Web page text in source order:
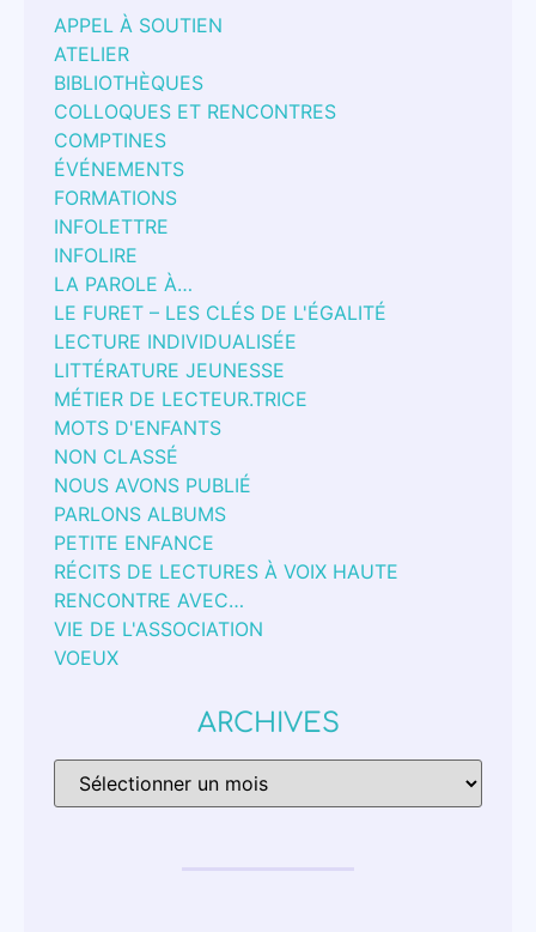
APPEL À SOUTIEN
ATELIER
BIBLIOTHÈQUES
COLLOQUES ET RENCONTRES
COMPTINES
ÉVÉNEMENTS
FORMATIONS
INFOLETTRE
INFOLIRE
LA PAROLE À…
LE FURET – LES CLÉS DE L'ÉGALITÉ
LECTURE INDIVIDUALISÉE
LITTÉRATURE JEUNESSE
MÉTIER DE LECTEUR.TRICE
MOTS D'ENFANTS
NON CLASSÉ
NOUS AVONS PUBLIÉ
PARLONS ALBUMS
PETITE ENFANCE
RÉCITS DE LECTURES À VOIX HAUTE
RENCONTRE AVEC…
VIE DE L'ASSOCIATION
VOEUX
ARCHIVES